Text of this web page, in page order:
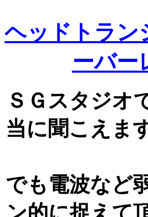
ヘッドトラン
ーバー
ＳＧスタジオ
当に聞こえま
でも電波など